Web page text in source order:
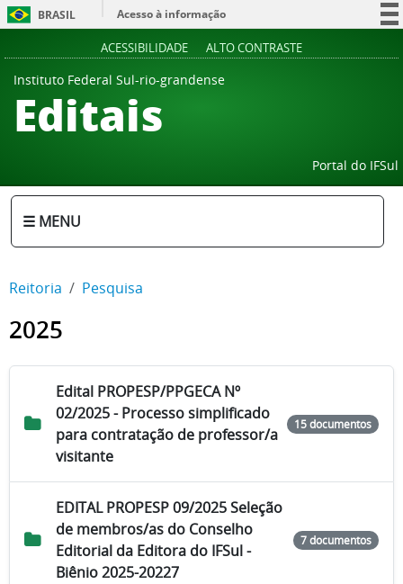
BRASIL
Acesso à informação
ACESSIBILIDADE ALTO CONTRASTE
Instituto Federal Sul-rio-grandense
Editais
Portal do IFSul
☰ MENU
Reitoria Pesquisa
2025
Edital PROPESP/PPGECA Nº
02/2025 - Processo simplificado
para contratação de professor/a
visitante
15 documentos
EDITAL PROPESP 09/2025 Seleção
de membros/as do Conselho
Editorial da Editora do IFSul -
Biênio 2025-20227
7 documentos